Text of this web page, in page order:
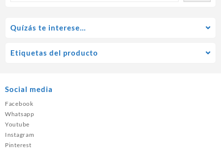
Quízás te interese…
Etiquetas del producto
Social media
Facebook
Whatsapp
Youtube
Instagram
Pinterest